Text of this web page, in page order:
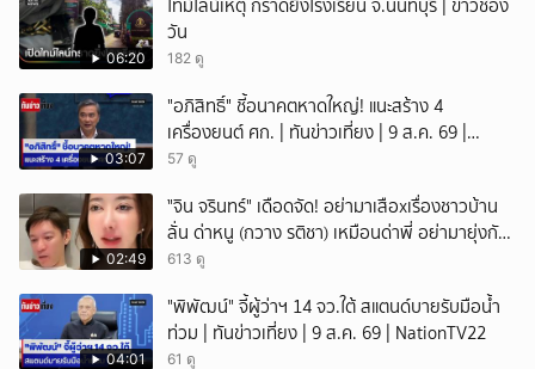
06:20
ไทม์ไลน์เหตุ กราดยิงโรงเรียน จ.นนทบุรี | ข่าวช่อง
วัน
182 ดู
03:07
"อภิสิทธิ์" ชี้อนาคตหาดใหญ่! แนะสร้าง 4
เครื่องยนต์ ศก. | ทันข่าวเที่ยง | 9 ส.ค. 69 |
NationTV22
57 ดู
02:49
ั่"จิน จรินทร์" เดือดจัด! อย่ามาเสือxเรื่องชาวบ้าน
ลั่น ด่าหนู (กวาง รติชา) เหมือนด่าพี่ อย่ามายุ่งกับ
คนของผม จบ!!!
613 ดู
04:01
"พิพัฒน์" จี้ผู้ว่าฯ 14 จว.ใต้ สแตนด์บายรับมือน้ำ
ท่วม | ทันข่าวเที่ยง | 9 ส.ค. 69 | NationTV22
61 ดู